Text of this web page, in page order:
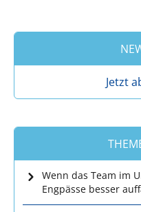
Jetzt
Wenn das Team im
Engpässe besser